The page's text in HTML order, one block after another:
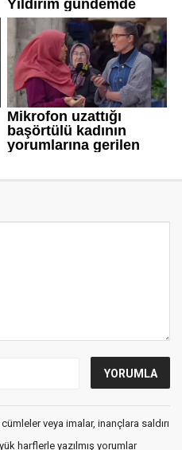
veya imalar, inançlara saldırı
harflerle yazılmış yorumlar